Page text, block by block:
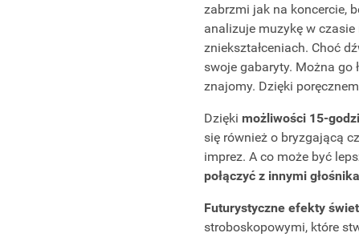
zabrzmi jak na koncercie,
analizuje muzykę w
zniekształceniach. Choć
swoje gabaryty. Można go
znajomy. Dzięki
Dzięki możliwości 15-
się również o bryzgającą
imprez. A co może być
połączyć z innymi
Futurystyczne efekty
stroboskopowymi, które